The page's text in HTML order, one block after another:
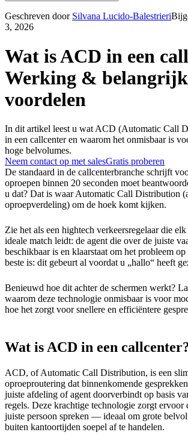
Geschreven door Silvana Lucido-Balestrieri
3, 2026
Wat is ACD in een
Werking &
voordelen
In dit artikel leest u wat ACD (Automatic Call
in een callcenter en waarom het onmisbaar is
hoge belvolumes.
Neem contact op met salesGratis proberen
De standaard in de callcenterbranche schrijft
oproepen binnen 20 seconden moet
u dat? Dat is waar Automatic Call Distribution
oproepverdeling) om de hoek komt kijken.
Zie het als een hightech verkeersregelaar die
ideale match leidt: de agent die over de juiste
beschikbaar is en klaarstaat om het probleem
beste is: dit gebeurt al voordat u „hallo“ heeft
Benieuwd hoe dit achter de schermen werkt?
waarom deze technologie onmisbaar is voor
hoe het zorgt voor snellere en efficiëntere
Wat is ACD in een
ACD, of Automatic Call Distribution, is een
oproeproutering dat binnenkomende
juiste afdeling of agent doorverbindt op basis
regels. Deze krachtige technologie zorgt ervoor
juiste persoon spreken — ideaal om grote
buiten kantoortijden soepel af te handelen.